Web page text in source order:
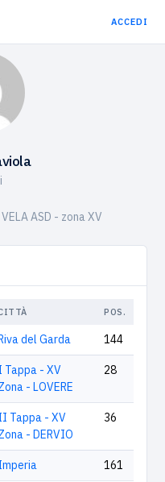
ACCEDI
ASD - zona XV
POS.
del Garda 144
Tappa - XV
- LOVERE
28
Tappa - XV
- DERVIO
36
161